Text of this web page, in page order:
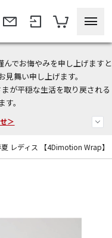
でお悔やみを申し上げますと
舞い申し上げます。
が平穏な生活を取り戻される
。
プレゼント！
＞
夏 レディス 【4Dimotion Wrap】